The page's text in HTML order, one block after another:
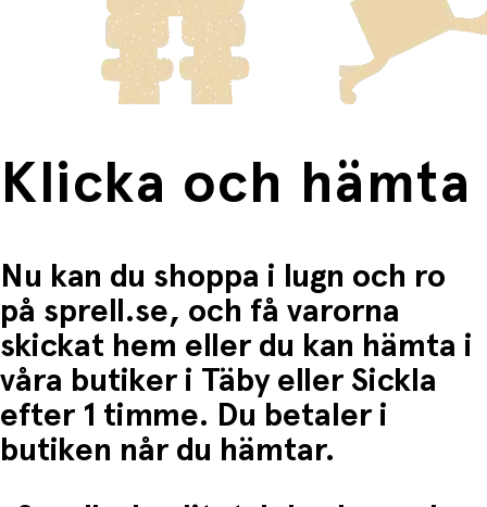
frakten för dessa varor visas i kassan.
Fri frakt när du handlar för mer än 1500:-
Klicka och hämta
Nu kan du shoppa i lugn och ro
på sprell.se, och få varorna
skickat hem eller du kan hämta i
våra butiker i Täby eller Sickla
efter 1 timme. Du betaler i
butiken når du hämtar.